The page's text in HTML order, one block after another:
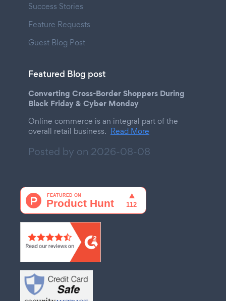
Success Stories
Feature Requests
Guest Blog Post
Featured Blog post
Converting Cross-Border Shoppers During
Black Friday & Cyber Monday
Online commerce is an integral part of the
overall retail business. Read More
Posted by on 2026-08-08